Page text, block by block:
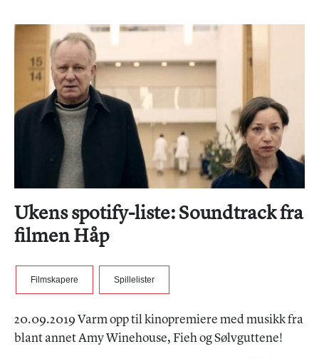
Ukens spotify-liste: Soundtrack fra
filmen Håp
Filmskapere Spillelister
20.09.2019 Varm opp til kinopremiere med musikk fra
blant annet Amy Winehouse, Fieh og Sølvguttene!